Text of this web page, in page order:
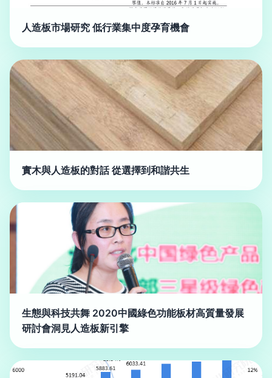
人造板市場研究 低行業集中度孕育機會
實木與人造板的對話 從選擇到和諧共生
生態與科技共舞 2020中國綠色功能板材高質量發展
研討會洞見人造板新引擎